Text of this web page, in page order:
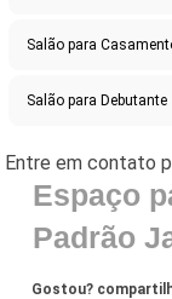
Salão para
Salão para Debutante
Espaço
Padrão
Gostou?